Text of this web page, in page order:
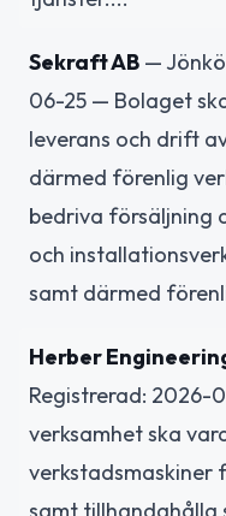
Sekraft AB —
06-25 — Bolaget
leverans och drift
därmed förenlig
bedriva försäljning
och
samt därmed
Herber
Registrerad: 2026-
verksamhet ska
verkstadsmaskiner